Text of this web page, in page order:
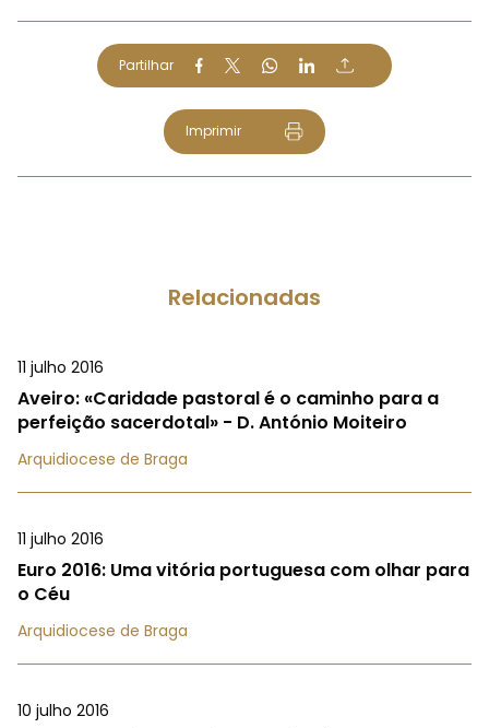
Partilhar
Imprimir
Relacionadas
11 julho 2016
Aveiro: «Caridade pastoral é o caminho para a
perfeição sacerdotal» - D. António Moiteiro
Arquidiocese de Braga
11 julho 2016
Euro 2016: Uma vitória portuguesa com olhar para
o Céu
Arquidiocese de Braga
10 julho 2016